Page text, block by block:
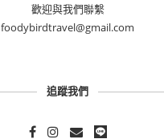
歡迎與我們聯繫
foodybirdtravel@gmail.com
追蹤我們